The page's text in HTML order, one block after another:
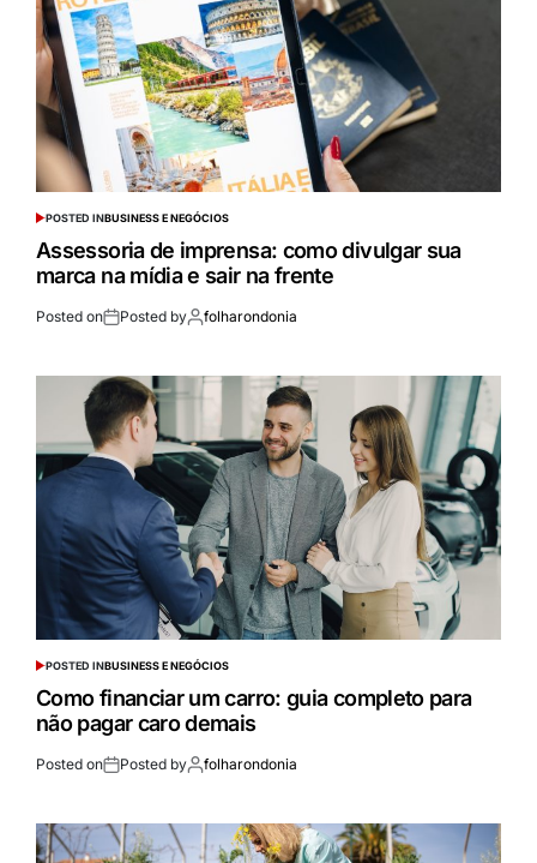
POSTED INBUSINESS E NEGÓCIOS
Assessoria de imprensa: como divulgar sua
marca na mídia e sair na frente
Posted on Posted by folharondonia
POSTED INBUSINESS E NEGÓCIOS
Como financiar um carro: guia completo para
não pagar caro demais
Posted on Posted by folharondonia